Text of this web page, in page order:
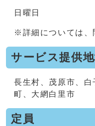
日曜日
※詳細については、
サービス提供
長生村、茂原市、
町、大網白里市
定員